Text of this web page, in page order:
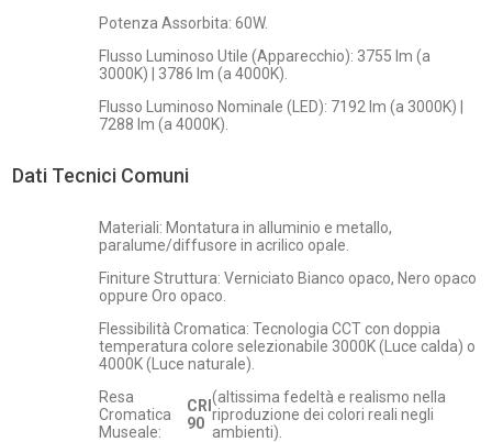
Potenza Assorbita: 60W.
Flusso Luminoso Utile (Apparecchio): 3755 lm (a
3000K) | 3786 lm (a 4000K).
Flusso Luminoso Nominale (LED): 7192 lm (a 3000K) |
7288 lm (a 4000K).
Dati Tecnici Comuni
Materiali: Montatura in alluminio e metallo,
paralume/diffusore in acrilico opale.
Finiture Struttura: Verniciato Bianco opaco, Nero opaco
oppure Oro opaco.
Flessibilità Cromatica: Tecnologia CCT con doppia
temperatura colore selezionabile 3000K (Luce calda) o
4000K (Luce naturale).
Resa
Cromatica
Museale:
CRI
90
(altissima fedeltà e realismo nella
riproduzione dei colori reali negli
ambienti).